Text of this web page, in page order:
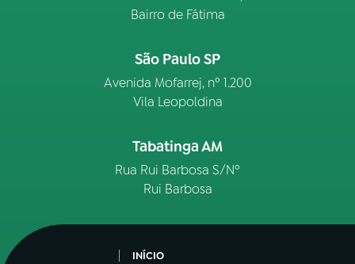
Bairro de Fátima
São Paulo SP
Avenida Mofarrej, nº 1.200
Vila Leopoldina
Tabatinga AM
Rua Rui Barbosa S/Nº
Rui Barbosa
INÍCIO